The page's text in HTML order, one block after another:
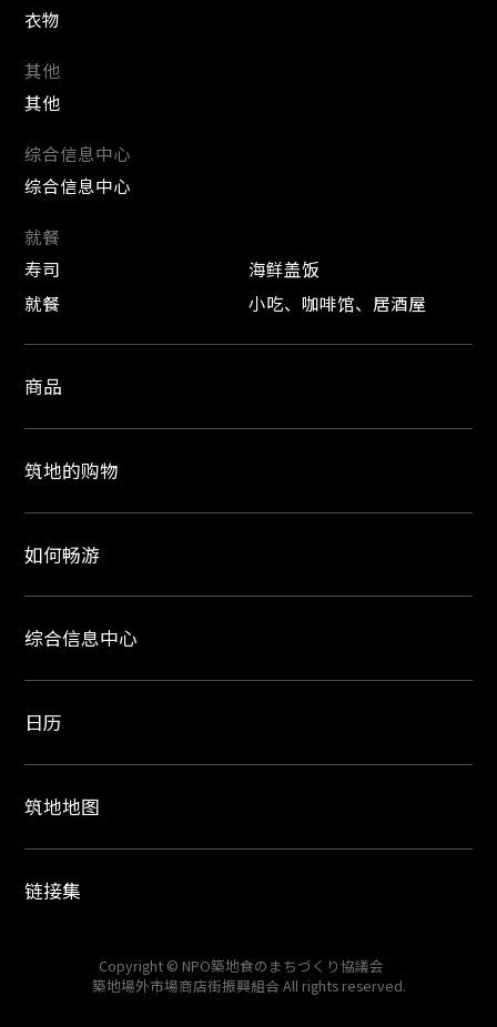
衣物
其他
其他
综合信息中心
综合信息中心
就餐
寿司
海鲜盖饭
就餐
小吃、咖啡馆、居酒屋
商品
筑地的购物
如何畅游
综合信息中心
日历
筑地地图
链接集
Copyright © NPO築地食のまちづくり協議会
築地場外市場商店街振興組合 All rights reserved.